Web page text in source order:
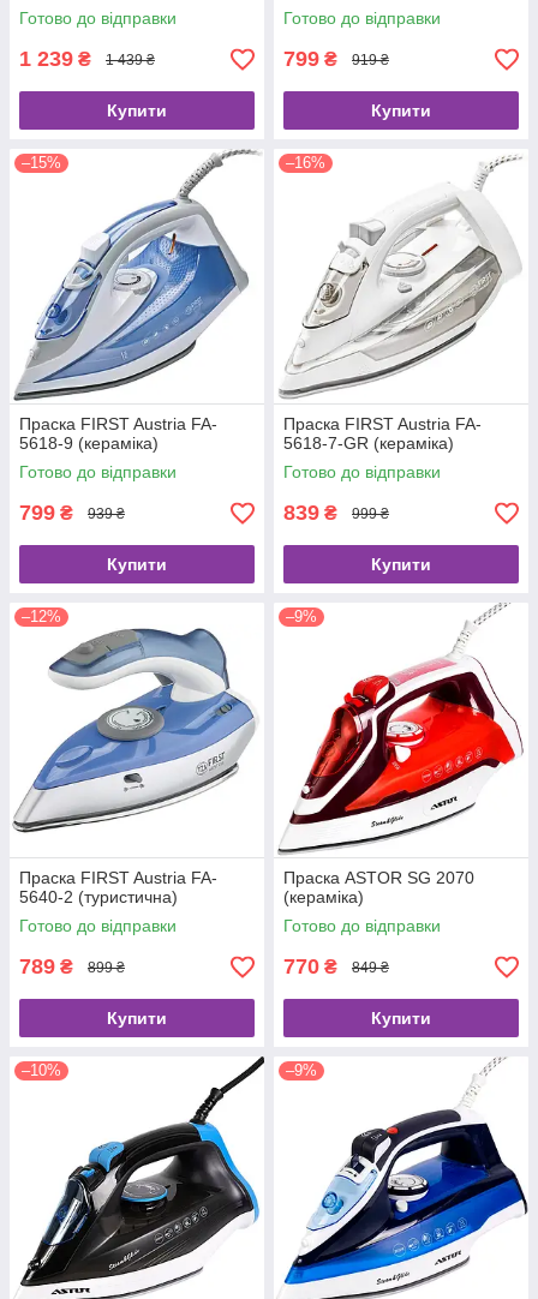
Готово до відправки
1 239 ₴ 1 439 ₴
Купити
Готово до відправки
799 ₴ 919 ₴
Купити
–15%
Праска FIRST Austria FA-
5618-9 (кераміка)
Готово до відправки
799 ₴ 939 ₴
Купити
–16%
Праска FIRST Austria FA-
5618-7-GR (кераміка)
Готово до відправки
839 ₴ 999 ₴
Купити
–12%
Праска FIRST Austria FA-
5640-2 (туристична)
Готово до відправки
789 ₴ 899 ₴
Купити
–9%
Праска ASTOR SG 2070
(кераміка)
Готово до відправки
770 ₴ 849 ₴
Купити
–10% –9%